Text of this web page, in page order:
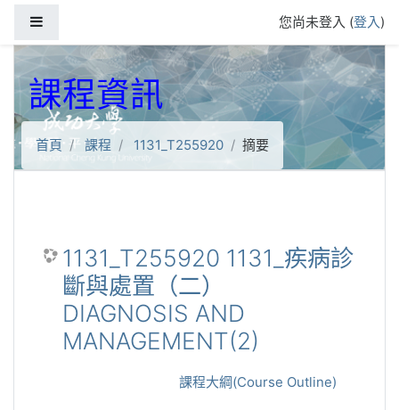
您尚未登入 (登入)
課程資訊
首頁 課程 1131_T255920 摘要
1131_T255920 1131_疾病診
斷與處置（二）
DIAGNOSIS AND
MANAGEMENT(2)
課程大綱(Course Outline)